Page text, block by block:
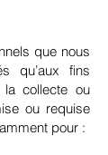
que nous
qu’aux fins
collecte ou
ou requise
pour :